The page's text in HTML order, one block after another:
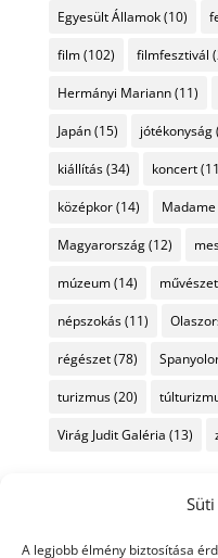
A legjobb élmény biztosítása
Egyesült Államok(10)
film(102) filmfesztivál
Hermányi Mariann(11)
Japán(15) jótékonyság
kiállítás(34) koncert
középkor(14)
Magyarország(12)
múzeum(14) művészet
népszokás(11)
régészet(78)
turizmus(20)
Virág Judit Galéria (13)